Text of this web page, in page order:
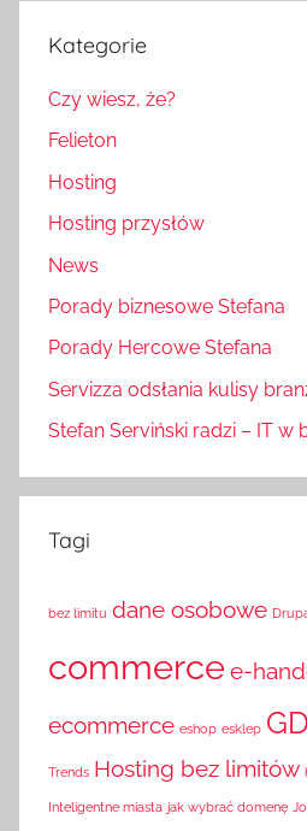
Kategorie
Czy wiesz, że?
Felieton
Hosting
Hosting przysłów
News
Porady biznesowe Stefana
Porady Hercowe Stefana
Servizza odsłania kulisy
Stefan Serviński radzi – IT w
Tagi
bez limitu dane osobowe
commercee-
ecommerce eshop esklep
Trends Hosting bez limitów
Inteligentne miasta jak wybrać domenę